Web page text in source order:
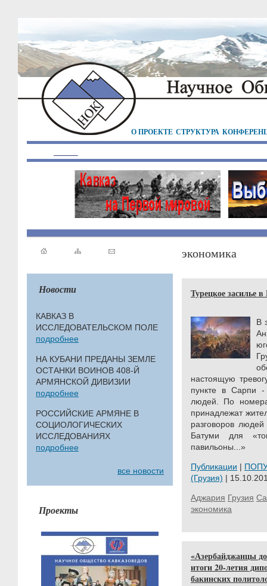
О ПРОЕКТЕ СТРУКТУРА
Новости
КАВКАЗ В
ИССЛЕДОВАТЕЛЬСКОМ ПОЛЕ
подробнее
НА КУБАНИ ПРЕДАНЫ ЗЕМЛЕ
ОСТАНКИ ВОИНОВ 408-Й
АРМЯНСКОЙ ДИВИЗИИ
подробнее
РОССИЙСКИЕ АРМЯНЕ В
СОЦИОЛОГИЧЕСКИХ
ИССЛЕДОВАНИЯХ
подробнее
все новости
Проекты
экономика
Турецкое засилье
В
настоящую
пункте в Сарпи
людей. По
принадлежат
разговоров
Батуми для
павильоны...»
Публикации |
(Грузия) |
Аджария Грузия
экономика
«Азербайджанцы
итоги 20-летия
бакинских